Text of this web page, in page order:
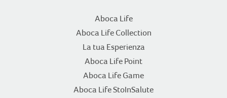
Aboca Life
Aboca Life Collection
La tua Esperienza
Aboca Life Point
Aboca Life Game
Aboca Life StoInSalute